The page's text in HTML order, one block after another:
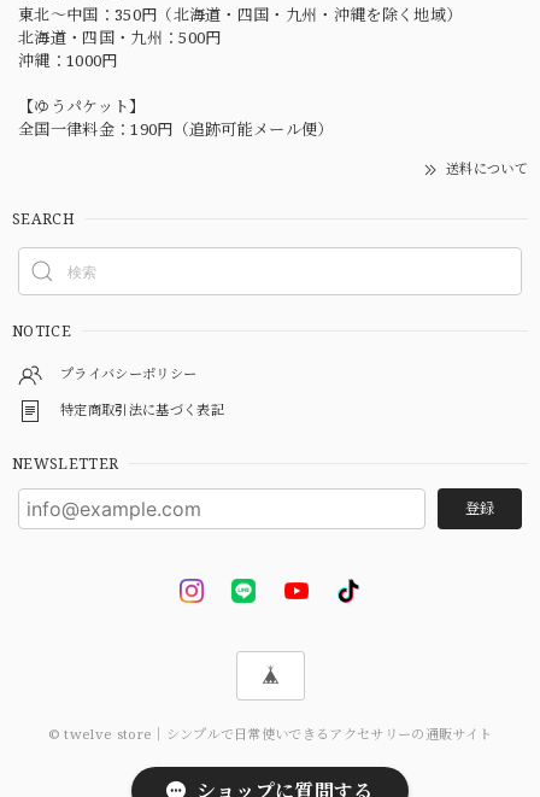
東北〜中国：350円（北海道・四国・九州・沖縄を除く地域）
北海道・四国・九州：500円
沖縄：1000円
【ゆうパケット】
全国一律料金：190円（追跡可能メール便）
送料について
SEARCH
NOTICE
プライバシーポリシー
特定商取引法に基づく表記
NEWSLETTER
登録
© twelve store｜シンプルで日常使いできるアクセサリーの通販サイト
ショップに質問する